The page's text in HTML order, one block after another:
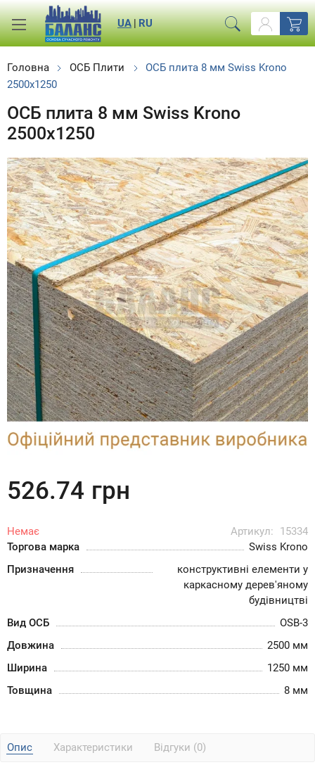
RU
|
UA
Головна ОСБ Плити
ОСБ плита 8 мм Swiss Krono
2500x1250
ОСБ плита 8 мм Swiss Krono
2500x1250
Немає Артикул:
15334
Торгова марка
Swiss Krono
Призначення
конструктивні елементи у
каркасному дерев'яному
будівництві
Вид ОСБ
OSB-3
Довжина
2500 мм
Ширина
1250 мм
Товщина
8 мм
526.74 грн
Опис Характеристики Відгуки (0)